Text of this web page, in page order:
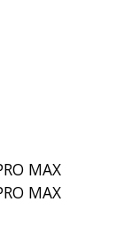
MAX
MAX